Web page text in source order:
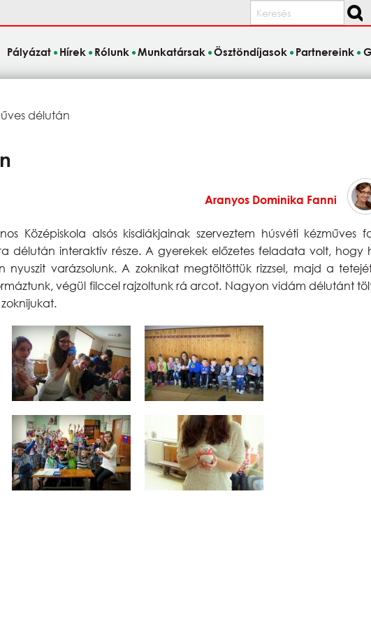
Keresés
Pályázat Hírek Rólunk Munkatársak Ösztöndíjasok Partnereink
délután
Aranyos Dominika Fanni
Középiskola alsós kisdiákjainak szerveztem húsvéti kézműves
délután interaktív része. A gyerekek előzetes feladata volt,
nyuszit varázsolunk. A zoknikat megtöltöttük rizzsel, majd a
végül filccel rajzoltunk rá arcot. Nagyon vidám délutánt